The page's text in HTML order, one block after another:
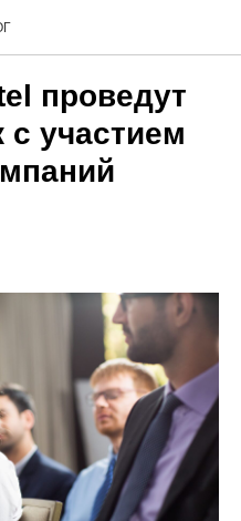
проведут
с участием